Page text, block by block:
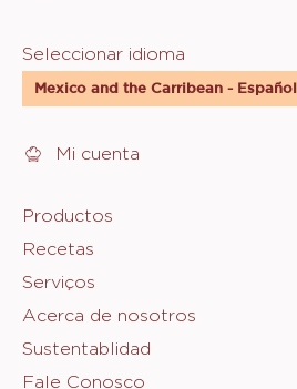
Website
quick
links
Seleccionar idioma
Mexico and the Carribean - Español
Mi cuenta
Footer
Sicao
Productos
Recetas
Serviços
Acerca de nosotros
Sustentablidad
Fale Conosco